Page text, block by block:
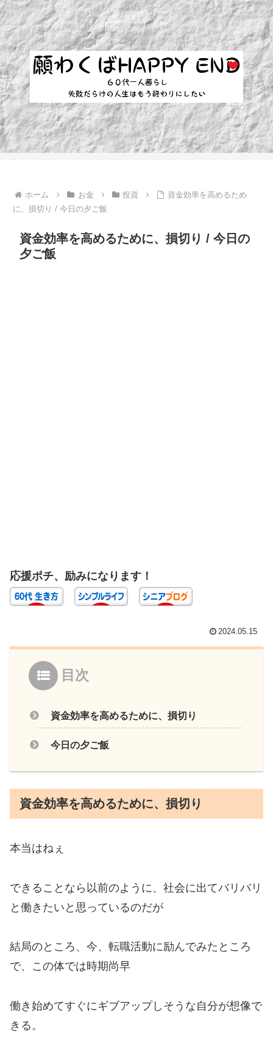
ホーム お金 投資
資金効率を高めるため
に、損切り / 今日の夕ご飯
資金効率を高めるために、損切り / 今日の
夕ご飯
応援ポチ、励みになります！
2024.05.15
目次
資金効率を高めるために、損切り
今日の夕ご飯
資金効率を高めるために、損切り
本当はねぇ
できることなら以前のように、社会に出てバリバリ
と働きたいと思っているのだが
結局のところ、今、転職活動に励んでみたところ
で、この体では時期尚早
働き始めてすぐにギブアップしそうな自分が想像で
きる。